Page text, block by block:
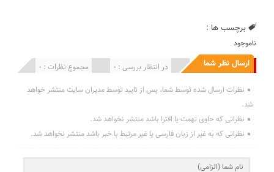
برچسب ها :
ناموجود
ارسال نظر شما مجموع نظرات : 0 در انتظار بررسی : 0 انتشار یافته : 0
نظرات ارسال شده توسط شما، پس از تایید توسط مدیران سایت منتشر خواهد
شد.
نظراتی که حاوی تهمت یا افترا باشد منتشر نخواهد شد.
نظراتی که به غیر از زبان فارسی یا غیر مرتبط با خبر باشد منتشر نخواهد شد.